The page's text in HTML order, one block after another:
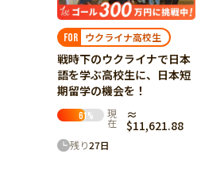
FOR ウクライナ高校生
戦時下のウクライナで日本
語を学ぶ高校生に、日本短
期留学の機会を！
61 % 現
在
≈
$11,621.88
残り27日